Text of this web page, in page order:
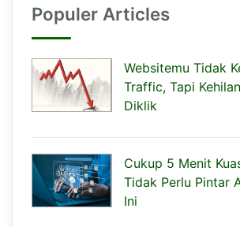
Populer Articles
Websitemu Tidak
Traffic, Tapi
Diklik
Cukup 5 Menit
Tidak Perlu Pintar
Ini